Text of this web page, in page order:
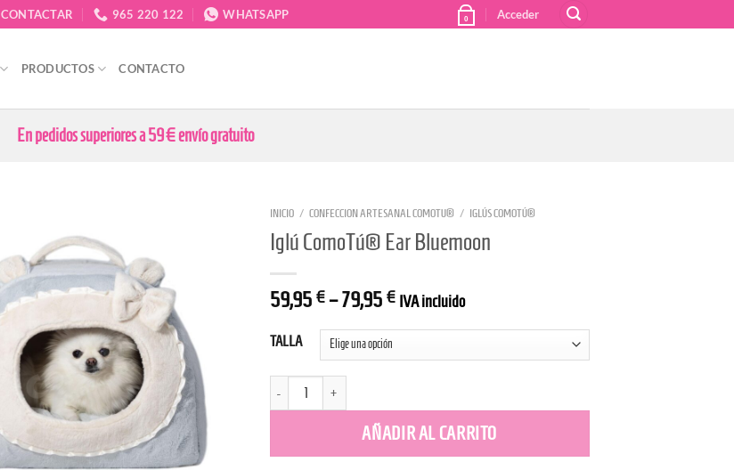
CONTACTAR 965 220 122 WHATSAPP 0 Acceder
PRODUCTOS CONTACTO
En pedidos superiores a 59€ envío gratuito
INICIO / CONFECCION ARTESANAL COMOTU® / IGLÚS COMOTÚ®
Iglú ComoTú® Ear Bluemoon
59,95 €–79,95 € IVA incluido
TALLA
Iglú ComoTú® Ear Bluemoon cantidad
AÑADIR AL CARRITO